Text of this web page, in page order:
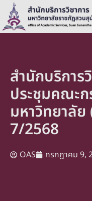
สำนักบริการ
ประชุมคณะก
มหาวิทยาลั
7/2568
OAS กรกฎาคม 9,